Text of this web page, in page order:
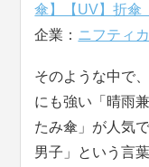
傘】【UV】折
企業： ニフティ
そのような中で
にも強い「晴雨
たみ傘」が人気
男子」という言